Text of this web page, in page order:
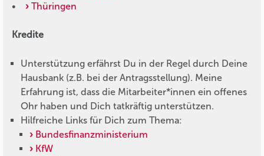
•
Thüringen
Kredite
Unterstützung erfährst Du in der Regel durch Deine
Hausbank (z.B. bei der Antragsstellung). Meine
Erfahrung ist, dass die Mitarbeiter*innen ein offenes
Ohr haben und Dich tatkräftig unterstützen.
Hilfreiche Links für Dich zum Thema:
Bundesfinanzministerium
KfW